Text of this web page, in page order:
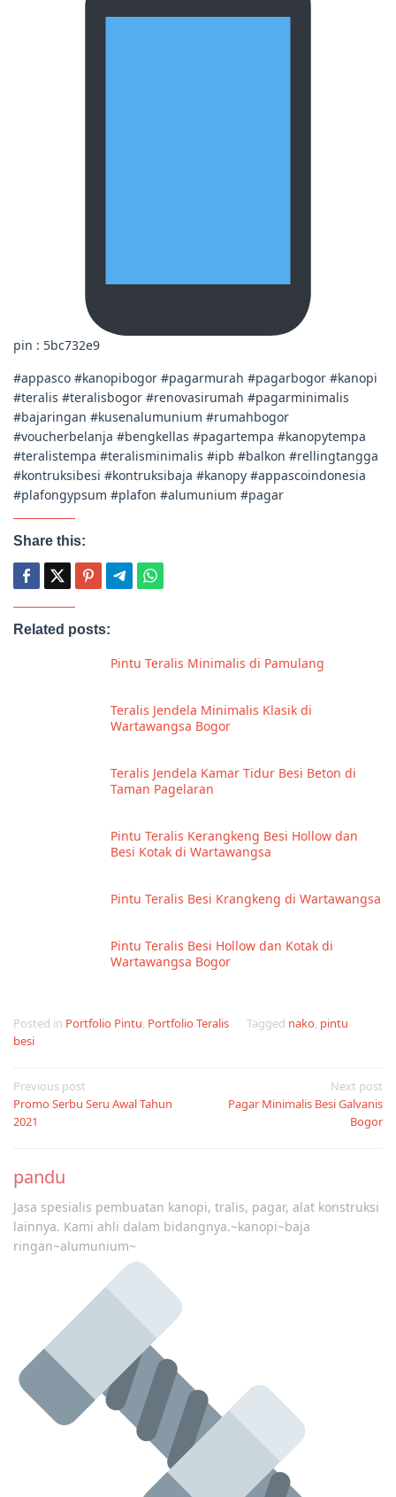
pin : 5bc732e9
#appasco #kanopibogor #pagarmurah #pagarbogor #kanopi
#teralis #teralisbogor #renovasirumah #pagarminimalis
#bajaringan #kusenalumunium #rumahbogor
#voucherbelanja #bengkellas #pagartempa #kanopytempa
#teralistempa #teralisminimalis #ipb #balkon #rellingtangga
#kontruksibesi #kontruksibaja #kanopy #appascoindonesia
#plafongypsum #plafon #alumunium #pagar
Share this:
Related posts:
Pintu Teralis Minimalis di Pamulang
Teralis Jendela Minimalis Klasik di
Wartawangsa Bogor
Teralis Jendela Kamar Tidur Besi Beton di
Taman Pagelaran
Pintu Teralis Kerangkeng Besi Hollow dan
Besi Kotak di Wartawangsa
Pintu Teralis Besi Krangkeng di Wartawangsa
Pintu Teralis Besi Hollow dan Kotak di
Wartawangsa Bogor
Posted in Portfolio Pintu, Portfolio Teralis Tagged nako, pintu
besi
Post
navigation
Previous post
Promo Serbu Seru Awal Tahun
2021
Next post
Pagar Minimalis Besi Galvanis
Bogor
pandu
Jasa spesialis pembuatan kanopi, tralis, pagar, alat konstruksi
lainnya. Kami ahli dalam bidangnya.~kanopi~baja
ringan~alumunium~